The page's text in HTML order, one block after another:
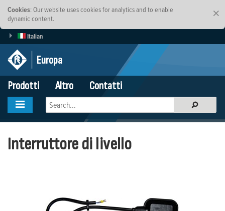
×
Cookies: Our website uses cookies for analytics and to enable
dynamic content.
Italian
Europa
Prodotti
Altro Contatti
Interruttore di livello